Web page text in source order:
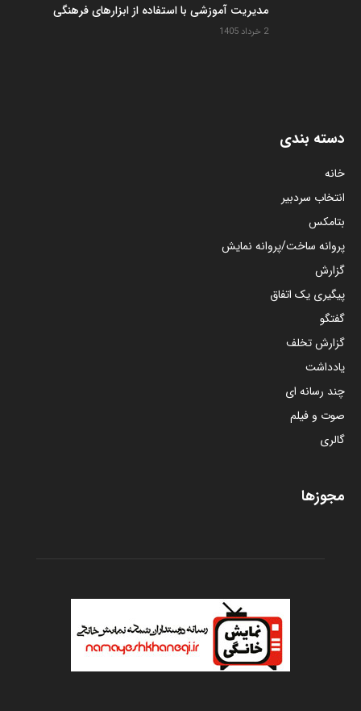
مدیریت آموزشی با استفاده از ابزارهای فرهنگی
2 خرداد 1405
دسته بندی
خانه
انتخاب سردبیر
بتامکس
پروانه ساخت/پروانه نمایش
گزارش
پیگیری یک اتفاق
گفتگو
گزارش تخلف
یادداشت
چند رسانه ای
صوت و فیلم
گالری
مجوزها